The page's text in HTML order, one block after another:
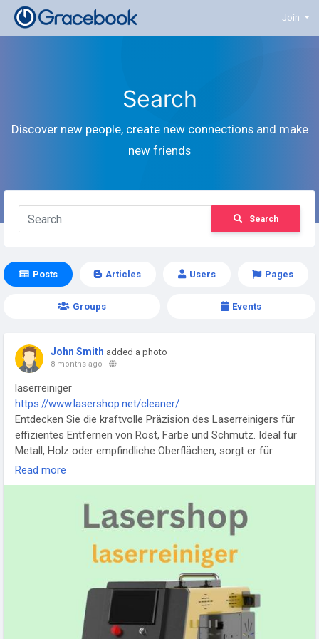
Join
Search
Discover new people, create new connections and make
new friends
Search
Posts Articles Users Pages
Groups Events
John Smith added a photo
8 months ago -
laserreiniger
https://www.lasershop.net/cleaner/
Entdecken Sie die kraftvolle Präzision des Laserreinigers für
effizientes Entfernen von Rost, Farbe und Schmutz. Ideal für
Metall, Holz oder empfindliche Oberflächen, sorgt er für
saubere Ergebnisse ohne Chemikalien. Perfekt für Industrie,
Handwerk und Restaurierung, spart Zeit und Aufwand bei
#Rostentfernung #Metallreinigung
#Oberflächenpflege #Industriereinigung
#Restaurierung
#Umweltfreundlich
#Effizient
#Handwerk
#SaubereOberflächen
Read more